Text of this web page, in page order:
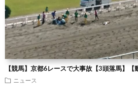
【競馬】京都6レースで大事故【3頭落馬】【
ニュース